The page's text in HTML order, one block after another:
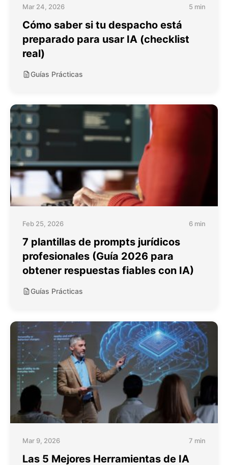
Mar 24, 2026 5 min
Cómo saber si tu despacho está
preparado para usar IA (checklist
real)
Guías Prácticas
Feb 25, 2026 6 min
7 plantillas de prompts jurídicos
profesionales (Guía 2026 para
obtener respuestas fiables con IA)
Guías Prácticas
Mar 9, 2026 7 min
Las 5 Mejores Herramientas de IA